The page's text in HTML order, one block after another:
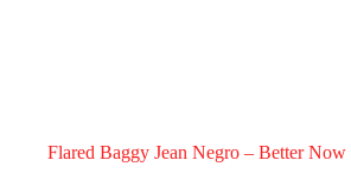
Flared Baggy Jean Negro – Better Now